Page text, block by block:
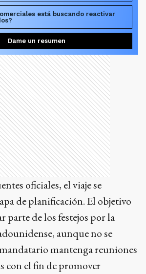
está buscando reactivar
Dame un resumen
oficiales, el viaje se
de planificación. El objetivo
parte de los festejos por la
aunque no se
mantenga reuniones
con el fin de promover